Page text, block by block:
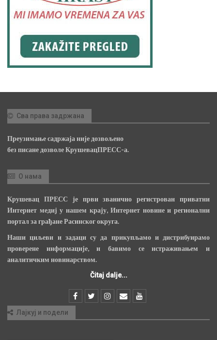
Сва права задржана
Преузимање садржаја није дозвољено
без писане дозволе КрушевацПРЕСС-а.
О нама
Крушевац ПРЕСС је први званично регистрован приватни
Интернет медиј у нашем крају, Интернет новине и регионални
портал за грађане Расинског округа.
Наши циљеви и задаци су да прикупљамо и дистрибуирамо
проверене информације, и бавимо се истраживањем и
аналитичким новинарством.
Čitaj dalje...
Лајкуј и подели